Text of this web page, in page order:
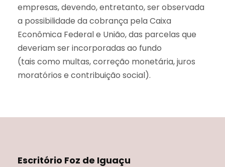
empresas, devendo, entretanto, ser observada
a possibilidade da cobrança pela Caixa
Econômica Federal e União, das parcelas que
deveriam ser incorporadas ao fundo
(tais como multas, correção monetária, juros
moratórios e contribuição social).
Escritório Foz de Iguaçu